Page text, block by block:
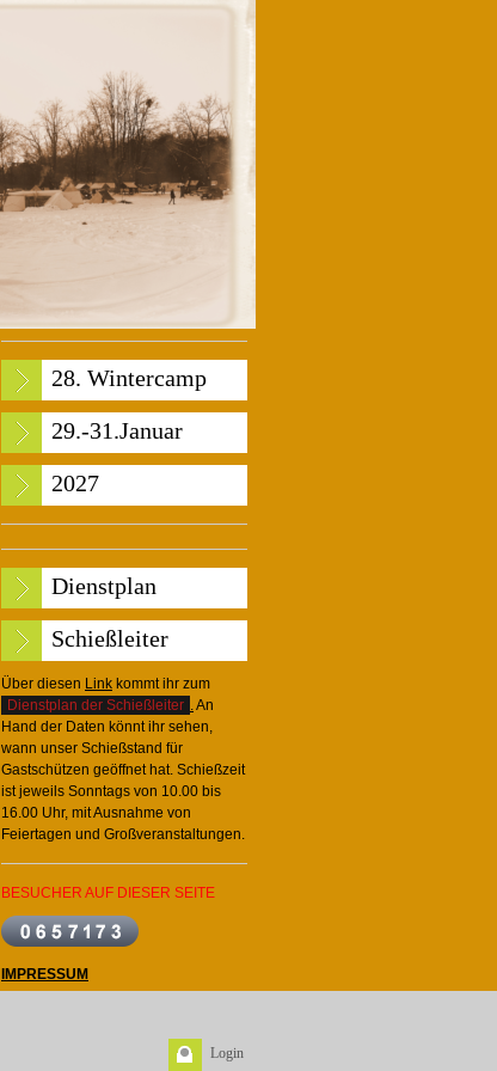
28. Wintercamp
29.-31.Januar
2027
Dienstplan
Schießleiter
Über diesen Link kommt ihr zum
Dienstplan der Schießleiter .An
Hand der Daten könnt ihr sehen,
wann unser Schießstand für
Gastschützen geöffnet hat. Schießzeit
ist jeweils Sonntags von 10.00 bis
16.00 Uhr, mit Ausnahme von
Feiertagen und Großveranstaltungen.
BESUCHER AUF DIESER SEITE
IMPRESSUM
Login